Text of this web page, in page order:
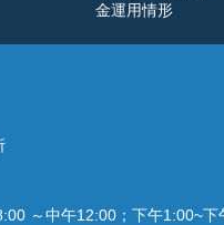
金運用情形
～中午12:00；下午1:00~